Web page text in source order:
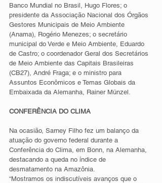
Banco Mundial no Brasil, Hugo Flores; o
presidente da Associação Nacional dos Órgãos
Gestores Municipais de Meio Ambiente
(Anama), Rogério Menezes; o secretário
municipal do Verde e Meio Ambiente, Eduardo
de Castro; o coordenador Geral dos Secretários
de Meio Ambiente das Capitais Brasileiras
(CB27), André Fraga; e o ministro para
Assuntos Econômicos e Temas Globais da
Embaixada da Alemanha, Rainer Münzel.
CONFERÊNCIA DO CLIMA
Na ocasião, Sarney Filho fez um balanço da
atuação do governo federal durante a
Conferência do Clima, em Bonn, na Alemanha,
destacando a queda no índice de
desmatamento na Amazônia.
“Mostramos os indiscutíveis avanços que o